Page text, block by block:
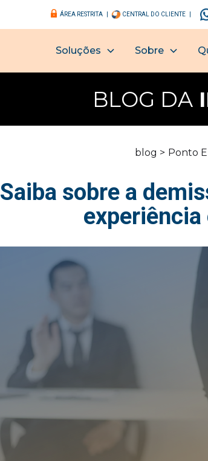
ÁREA RESTRITA | CENTRAL DO CLIENTE |
Soluções Sobre
BLOG DA
blog > Ponto
Saiba sobre a